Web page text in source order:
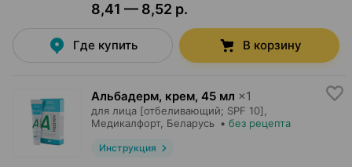
8,41 — 8,52 р.
Где купить В корзину
Альбадерм, крем, 45 мл ×1
для лица [отбеливающий; SPF 10],
Медикалфорт, Беларусь • без рецепта
Инструкция